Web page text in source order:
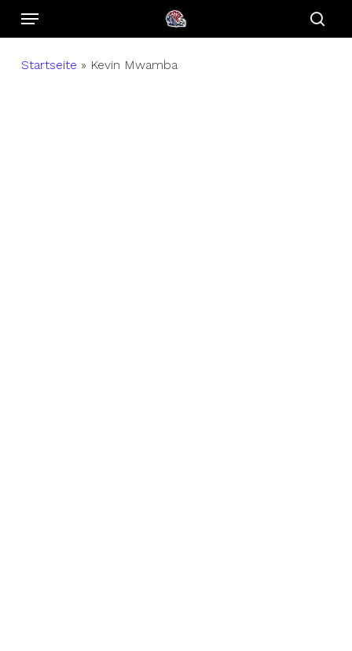
SkipMenu
Startseite » Kevin Mwamba